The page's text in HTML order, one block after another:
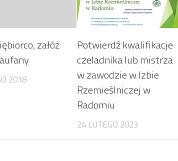
załóż
2018
Potwierdź kwalifikacje
czeladnika lub mistrza
w zawodzie w Izbie
Rzemieślniczej w
Radomiu
24 LUTEGO 2023